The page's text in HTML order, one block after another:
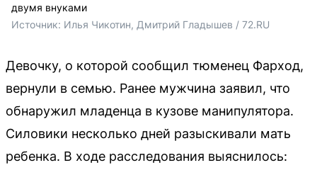
двумя внуками
Источник: Илья Чикотин, Дмитрий Гладышев / 72.RU
Девочку, о которой сообщил тюменец Фарход,
вернули в семью. Ранее мужчина заявил, что
обнаружил младенца в кузове манипулятора.
Силовики несколько дней разыскивали мать
ребенка. В ходе расследования выяснилось: